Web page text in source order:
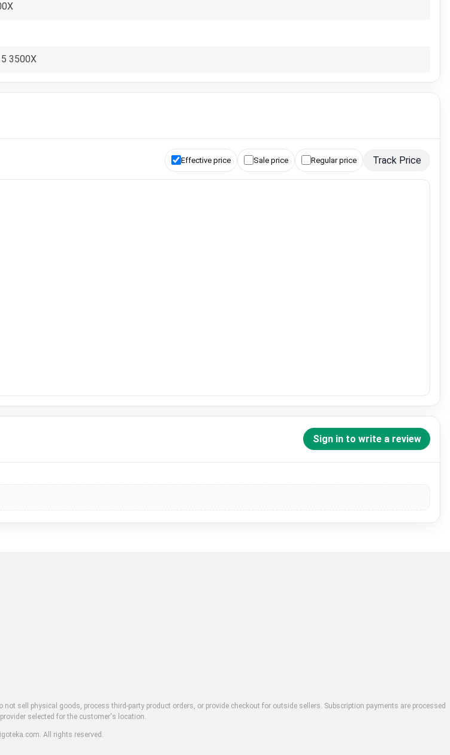
3500X
Effective price Sale price Regular price Track Price
Sign in to write a review
sell physical goods, process third-party product orders, or provide checkout for outside sellers. Subscription payments are processed
selected for the customer's location.
All rights reserved.